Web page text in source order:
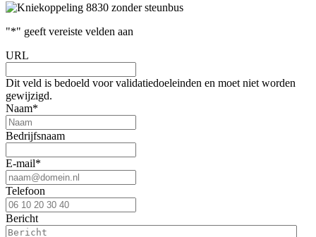
"*" geeft vereiste velden aan
URL
Dit veld is bedoeld voor validatiedoeleinden en moet niet worden
gewijzigd.
Naam*
Bedrijfsnaam
E-mail*
Telefoon
Bericht